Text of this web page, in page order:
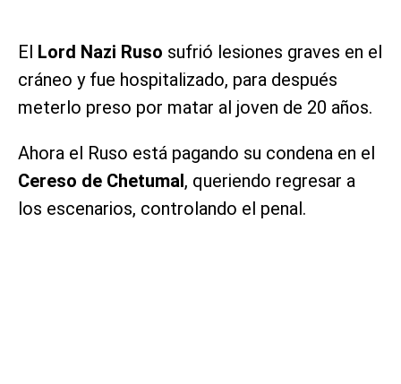
El Lord Nazi Ruso sufrió lesiones graves en el
cráneo y fue hospitalizado, para después
meterlo preso por matar al joven de 20 años.
Ahora el Ruso está pagando su condena en el
Cereso de Chetumal , queriendo regresar a
los escenarios, controlando el penal.